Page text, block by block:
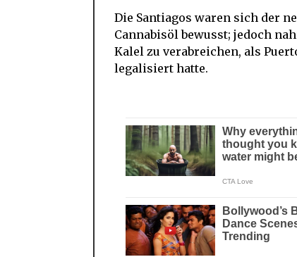
Die Santiagos waren sich der
Cannabisöl bewusst; jedoch
Kalel zu verabreichen, als
legalisiert hatte.